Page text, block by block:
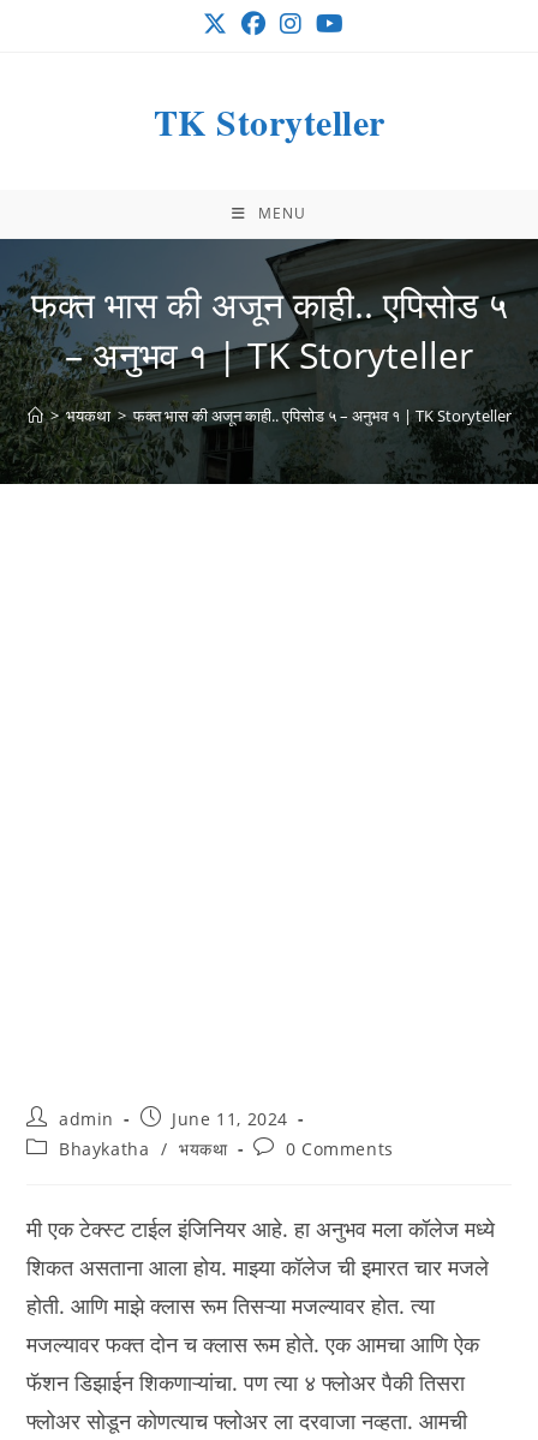
TK Storyteller
MENU
फक्त भास की अजून काही.. एपिसोड ५
– अनुभव १ | TK Storyteller
> भयकथा > फक्त भास की अजून काही.. एपिसोड ५ – अनुभव १ | TK Storyteller
Post
author:
admin
Post
published:
June 11, 2024
PostBhaykatha / भयकथा
Post0 Comments
मी एक टेक्स्ट टाईल इंजिनियर आहे. हा अनुभव मला कॉलेज मध्ये
शिकत असताना आला होय. माझ्या कॉलेज ची इमारत चार मजले
होती. आणि माझे क्लास रूम तिसऱ्या मजल्यावर होत. त्या
मजल्यावर फक्त दोन च क्लास रूम होते. एक आमचा आणि ऐक
फॅशन डिझाईन शिकणाऱ्यांचा. पण त्या ४ फ्लोअर पैकी तिसरा
फ्लोअर सोडून कोणत्याच फ्लोअर ला दरवाजा नव्हता. आमची